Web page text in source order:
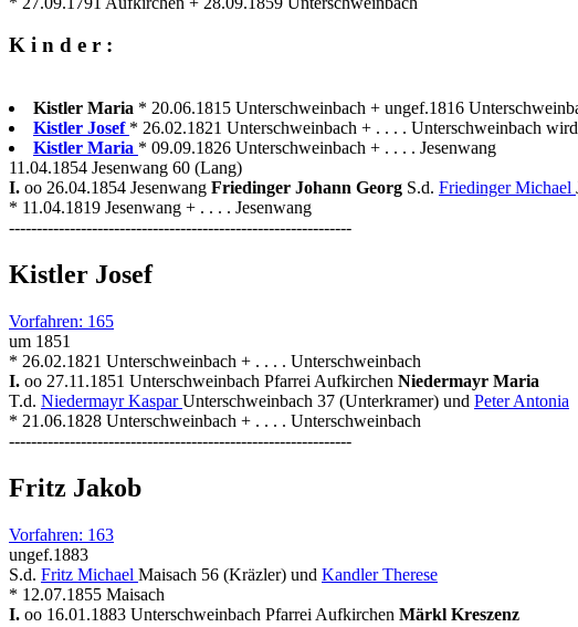
K i n d e r :
Kistler Maria * 20.06.1815 Unterschweinbach + ungef.1816
Kistler Josef * 26.02.1821 Unterschweinbach + . . . . Unterschweinbach
Kistler Maria * 09.09.1826 Unterschweinbach + . . . . Jesenwang
11.04.1854 Jesenwang 60 (Lang)
I. oo 26.04.1854 Jesenwang Friedinger Johann Georg S.d. Friedinger Michael
* 11.04.1819 Jesenwang + . . . . Jesenwang
--------------------------------------------------------------
Kistler Josef
Vorfahren: 165
um 1851
* 26.02.1821 Unterschweinbach + . . . . Unterschweinbach
I. oo 27.11.1851 Unterschweinbach Pfarrei Aufkirchen Niedermayr Maria
T.d. Niedermayr KasparUnterschweinbach 37 (Unterkramer) und Peter Antonia
* 21.06.1828 Unterschweinbach + . . . . Unterschweinbach
--------------------------------------------------------------
Fritz Jakob
Vorfahren: 163
ungef.1883
S.d. Fritz Michael Maisach 56 (Kräzler) und Kandler Therese
* 12.07.1855 Maisach
I. oo 16.01.1883 Unterschweinbach Pfarrei Aufkirchen Märkl Kreszenz